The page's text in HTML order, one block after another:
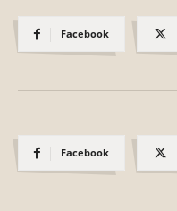
Facebook
Facebook